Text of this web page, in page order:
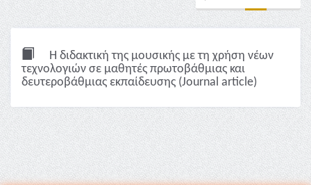
Η διδακτική της μουσικής με τη χρήση νέων
τεχνολογιών σε μαθητές πρωτοβάθμιας και
δευτεροβάθμιας εκπαίδευσης (Journal article)